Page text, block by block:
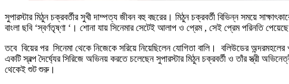
সুপারস্টার মিঠুন চক্রবর্তীর সুখী দাম্পত্য জীবন বহু বছরের। মিঠুন চক্রবর্তী বিভিন্ন সময়ে
বাংলা ছবি ‘স্বর্ণতৃষ্ণা ‘। শোনা যায় সিনেমার সেটেই আলাপ ও প্রেম , সেই প্রেম পরিনতি
তবে বিয়ের পর সিনেমা থেকে নিজেকে সরিয়ে নিয়েছিলেন যোগিতা বালি। বলিউডের
একটি স্বল্প দৈর্ঘ্যের সিরিজে অভিনয় করতে চলেছেন সুপারস্টার মিঠুন চক্রবর্তী ও তাঁর স্ত্রী
থেকেই শুট শুরু।